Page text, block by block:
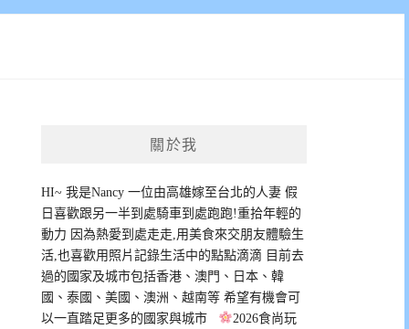
關於我
HI~ 我是Nancy 一位由高雄嫁至台北的人妻 假
日喜歡跟另一半到處騎車到處跑跑!重拾年輕的
動力 因為熱愛到處走走,用美食來交朋友體驗生
活,也喜歡用照片記錄生活中的點點滴滴 目前去
過的國家及城市包括香港、澳門、日本、韓
國、泰國、美國、澳洲、越南等 希望有機會可
以一直踏足更多的國家與城市
2026食尚玩